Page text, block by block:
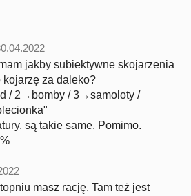
jakby subiektywne skojarzenia
kojarzę za daleko?
/ 2→bomby / 3→samoloty /
są takie same. Pomimo.
masz rację. Tam też jest